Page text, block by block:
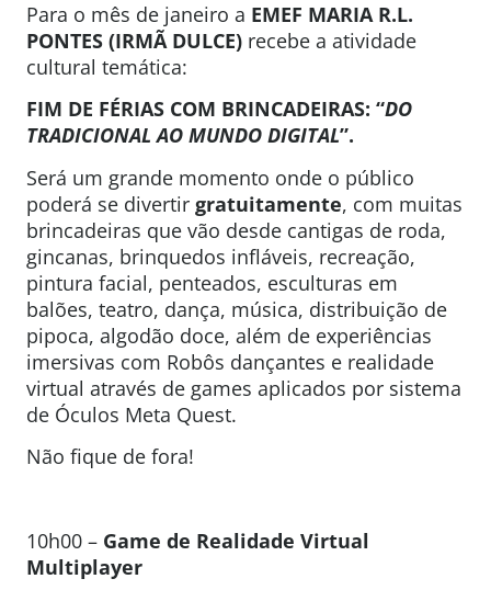
Para o mês de janeiro a EMEF MARIA R.L.
PONTES (IRMÃ DULCE) recebe a atividade
cultural temática:
FIM DE FÉRIAS COM BRINCADEIRAS: “DO
TRADICIONAL AO MUNDO DIGITAL”.
Será um grande momento onde o público
poderá se divertir gratuitamente, com muitas
brincadeiras que vão desde cantigas de roda,
gincanas, brinquedos infláveis, recreação,
pintura facial, penteados, esculturas em
balões, teatro, dança, música, distribuição de
pipoca, algodão doce, além de experiências
imersivas com Robôs dançantes e realidade
virtual através de games aplicados por sistema
de Óculos Meta Quest.
Não fique de fora!
10h00 – Game de Realidade Virtual
Multiplayer